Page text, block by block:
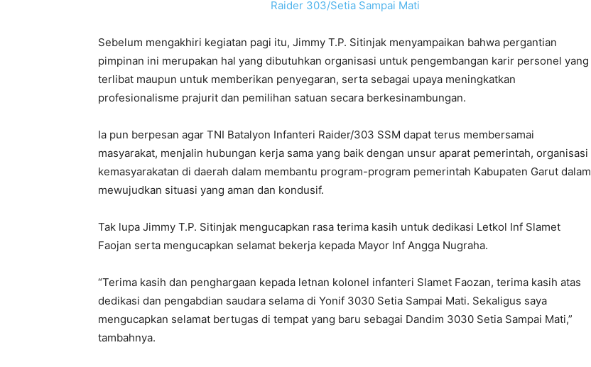
Sebelum mengakhiri kegiatan pagi itu, Jimmy T.P. Sitinjak menyampaikan bahwa pergantian
pimpinan ini merupakan hal yang dibutuhkan organisasi untuk pengembangan karir personel yang
terlibat maupun untuk memberikan penyegaran, serta sebagai upaya meningkatkan
profesionalisme prajurit dan pemilihan satuan secara berkesinambungan.
Ia pun berpesan agar TNI Batalyon Infanteri Raider/303 SSM dapat terus membersamai
masyarakat, menjalin hubungan kerja sama yang baik dengan unsur aparat pemerintah, organisasi
kemasyarakatan di daerah dalam membantu program-program pemerintah Kabupaten Garut dalam
mewujudkan situasi yang aman dan kondusif.
Tak lupa Jimmy T.P. Sitinjak mengucapkan rasa terima kasih untuk dedikasi Letkol Inf Slamet
Faojan serta mengucapkan selamat bekerja kepada Mayor Inf Angga Nugraha.
“Terima kasih dan penghargaan kepada letnan kolonel infanteri Slamet Faozan, terima kasih atas
dedikasi dan pengabdian saudara selama di Yonif 3030 Setia Sampai Mati. Sekaligus saya
mengucapkan selamat bertugas di tempat yang baru sebagai Dandim 3030 Setia Sampai Mati,”
tambahnya.